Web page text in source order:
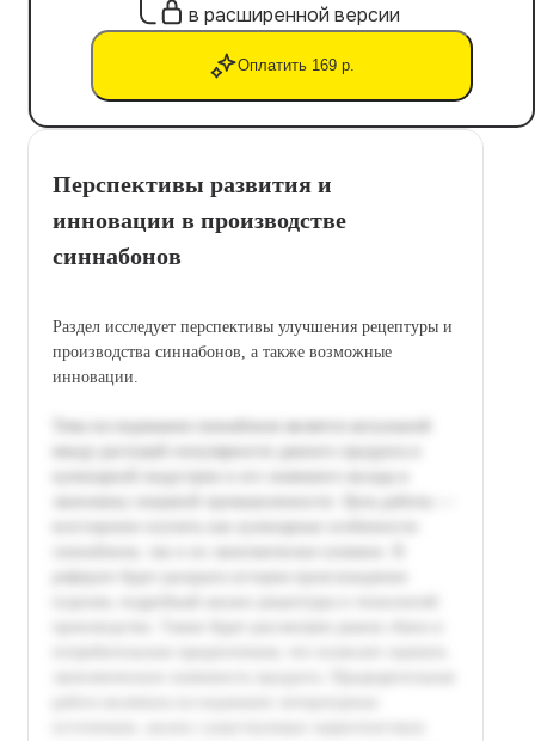
в расширенной версии
Оплатить 169 р.
Перспективы развития и
инновации в производстве
синнабонов
Раздел исследует перспективы улучшения рецептуры и
производства синнабонов, а также возможные
инновации.